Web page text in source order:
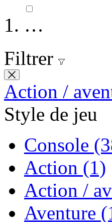
…
Filtrer
Action /
Style de jeu
Console
Action (1)
Action /
Aventure